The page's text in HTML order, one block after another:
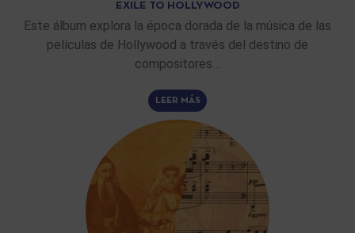
EXILE TO HOLLYWOOD
Este álbum explora la época dorada de la música de las
películas de Hollywood a través del destino de
compositores…
LEER MÁS